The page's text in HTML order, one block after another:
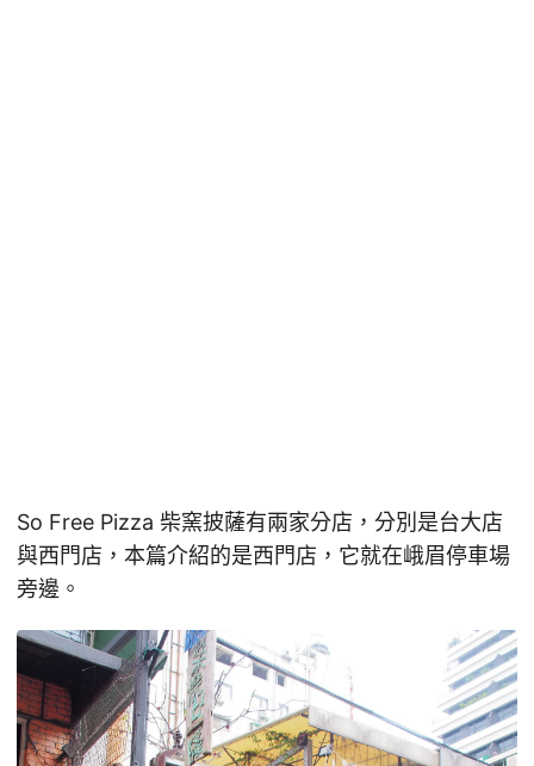
So Free Pizza 柴窯披薩有兩家分店，分別是台大店
與西門店，本篇介紹的是西門店，它就在峨眉停車場
旁邊。